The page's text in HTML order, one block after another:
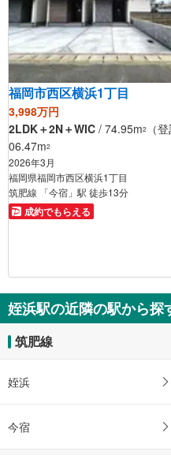
福岡市西区横浜1丁目
3,998万円
2LDK＋2N＋WIC / 74.95m2
（
06.47m2
2026年3月
福岡県福岡市西区横浜1丁目
筑肥線 「今宿」駅 徒歩13分
成約でもらえる
姪浜駅の近隣の駅から探
筑肥線
姪浜
今宿